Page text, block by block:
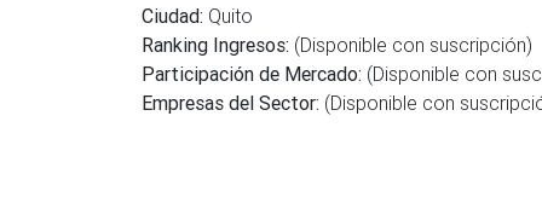
Ciudad: Quito
Ranking Ingresos: (Disponible con suscripción)
Participación de Mercado: (Disponible con
Empresas del Sector: (Disponible con